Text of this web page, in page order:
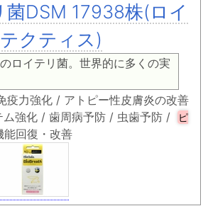
菌DSM 17938株(ロイ
クティス)
ロイテリ菌。世界的に多くの実
疫力強化 / アトピー性皮膚炎の改善
ム強化 / 歯周病予防 / 虫歯予防 /
ピ
能回復・改善